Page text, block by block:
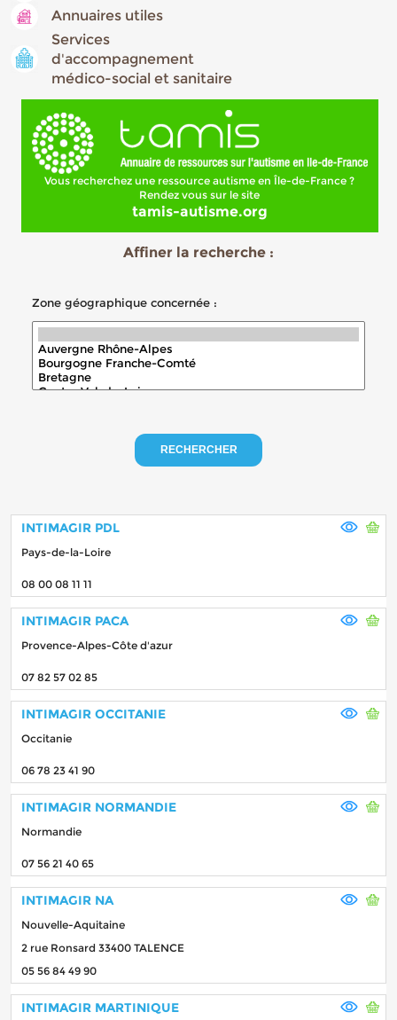
Annuaires utiles
Services
d'accompagnement
médico-social et sanitaire
Vous recherchez une ressource autisme en Île-de-France ?
Rendez vous sur le site
tamis-autisme.org
Affiner la recherche :
Zone géographique concernée :
RECHERCHER
INTIMAGIR PDL
Pays-de-la-Loire
08 00 08 11 11
INTIMAGIR PACA
Provence-Alpes-Côte d'azur
07 82 57 02 85
INTIMAGIR OCCITANIE
Occitanie
06 78 23 41 90
INTIMAGIR NORMANDIE
Normandie
07 56 21 40 65
INTIMAGIR NA
Nouvelle-Aquitaine
2 rue Ronsard 33400 TALENCE
05 56 84 49 90
INTIMAGIR MARTINIQUE